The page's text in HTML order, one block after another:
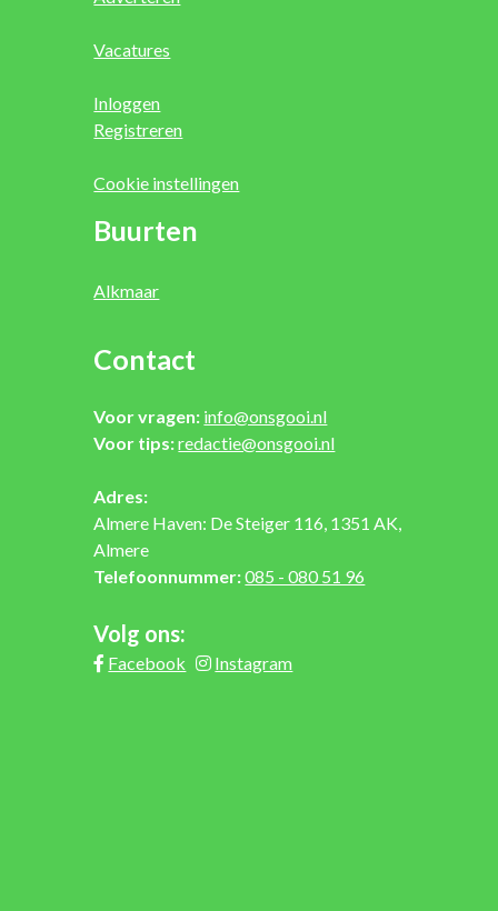
Vacatures
Inloggen
Registreren
Cookie instellingen
Buurten
Alkmaar
Contact
Voor vragen: info@onsgooi.nl
Voor tips:redactie@onsgooi.nl
Adres:
Almere Haven: De Steiger 116, 1351 AK,
Almere
Telefoonnummer:085 - 080 51 96
Volg ons:
Facebook Instagram